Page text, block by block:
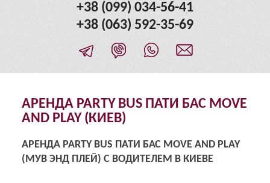
+38 (099) 034-56-41
+38 (063) 592-35-69
АРЕНДА PARTY BUS ПАТИ БАС MOVE
AND PLAY (КИЕВ)
АРЕНДА PARTY BUS ПАТИ БАС MOVE AND PLAY
(МУВ ЭНД ПЛЕЙ) С ВОДИТЕЛЕМ В КИЕВЕ